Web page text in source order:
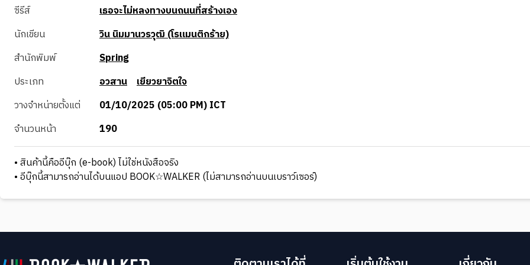
ซีรีส์
เธอจะไม่หลงทางบนถนนที่สร้างเอง
นักเขียน
วิน นิมมานวรวุฒิ (โรแมนติกร้าย)
สำนักพิมพ์
Spring
ประเภท
อวสาน เยียวยาจิตใจ
วางจำหน่ายตั้งแต่
01/10/2025 (05:00 PM) ICT
จำนวนหน้า
190
• สินค้านี้คืออีบุ๊ก (e-book) ไม่ใช่หนังสือจริง
• อีบุ๊กนี้สามารถอ่านได้บนแอป BOOK☆WALKER (ไม่สามารถอ่านบนเบราว์เซอร์)